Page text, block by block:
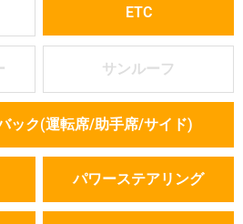
ETC
サンルーフ
ック(運転席/助手席/サイド)
パワーステアリング